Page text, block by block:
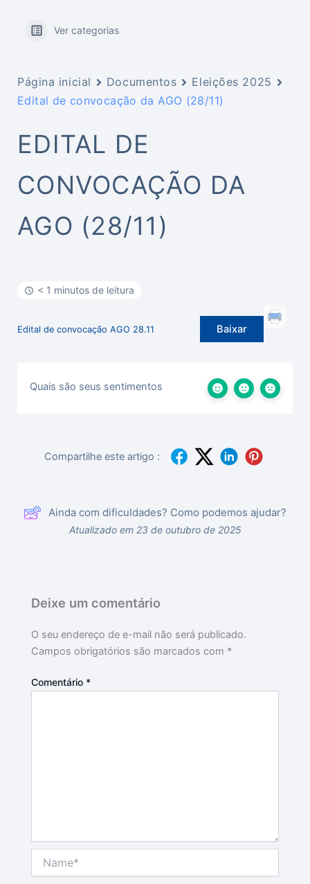
Ver categorias
Página inicial Documentos
Eleições 2025
Edital de convocação da AGO (28/11)
EDITAL DE
CONVOCAÇÃO DA
AGO (28/11)
< 1 minutos de leitura
Edital de convocação AGO 28.11 Baixar
Quais são seus sentimentos
Compartilhe este artigo :
Ainda com dificuldades? Como podemos ajudar?
Atualizado em 23 de outubro de 2025
Deixe um comentário
O seu endereço de e-mail não será publicado.
Campos obrigatórios são marcados com *
Comentário *